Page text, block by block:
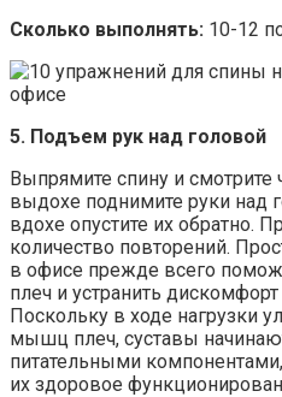
Сколько выполнять: 10-12
5. Подъем рук над головой
Выпрямите спину и смотрите
выдохе поднимите руки над
вдохе опустите их обратно.
количество повторений.
в офисе прежде всего
плеч и устранить
Поскольку в ходе нагрузки
мышц плеч, суставы
питательными
их здоровое